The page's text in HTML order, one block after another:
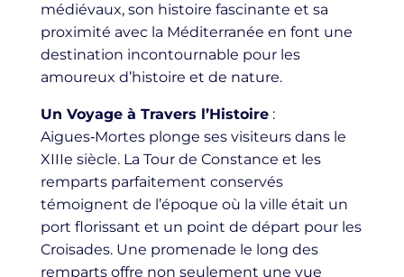
médiévaux, son histoire fascinante et sa
proximité avec la Méditerranée en font une
destination incontournable pour les
amoureux d’histoire et de nature.
Un Voyage à Travers l’Histoire:
Aigues‑Mortes plonge ses visiteurs dans le
XIIIe siècle. La Tour de Constance et les
remparts parfaitement conservés
témoignent de l’époque où la ville était un
port florissant et un point de départ pour les
Croisades. Une promenade le long des
remparts offre non seulement une vue